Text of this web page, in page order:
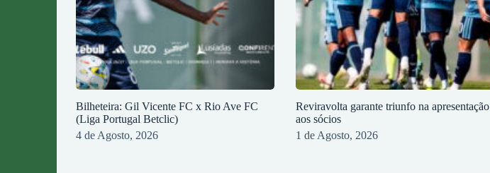
Bilheteira: Gil Vicente FC x Rio Ave FC
(Liga Portugal Betclic)
4 de Agosto, 2026
Reviravolta garante triunfo na apresentação
aos sócios
1 de Agosto, 2026